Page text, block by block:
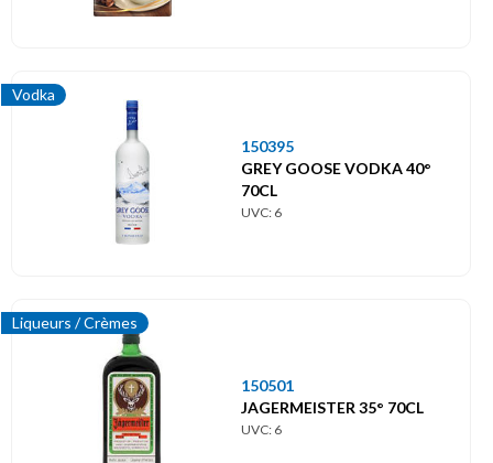
Vodka
150395
GREY GOOSE VODKA 40°
70CL
UVC: 6
Liqueurs / Crèmes
150501
JAGERMEISTER 35° 70CL
UVC: 6